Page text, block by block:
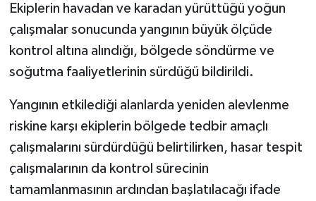
Ekiplerin havadan ve karadan yürüttüğü yoğun
çalışmalar sonucunda yangının büyük ölçüde
kontrol altına alındığı, bölgede söndürme ve
soğutma faaliyetlerinin sürdüğü bildirildi.
Yangının etkilediği alanlarda yeniden alevlenme
riskine karşı ekiplerin bölgede tedbir amaçlı
çalışmalarını sürdürdüğü belirtilirken, hasar tespit
çalışmalarının da kontrol sürecinin
tamamlanmasının ardından başlatılacağı ifade
YAŞAM